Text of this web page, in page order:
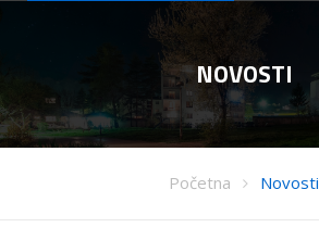
NOVOSTI
Početna Novosti